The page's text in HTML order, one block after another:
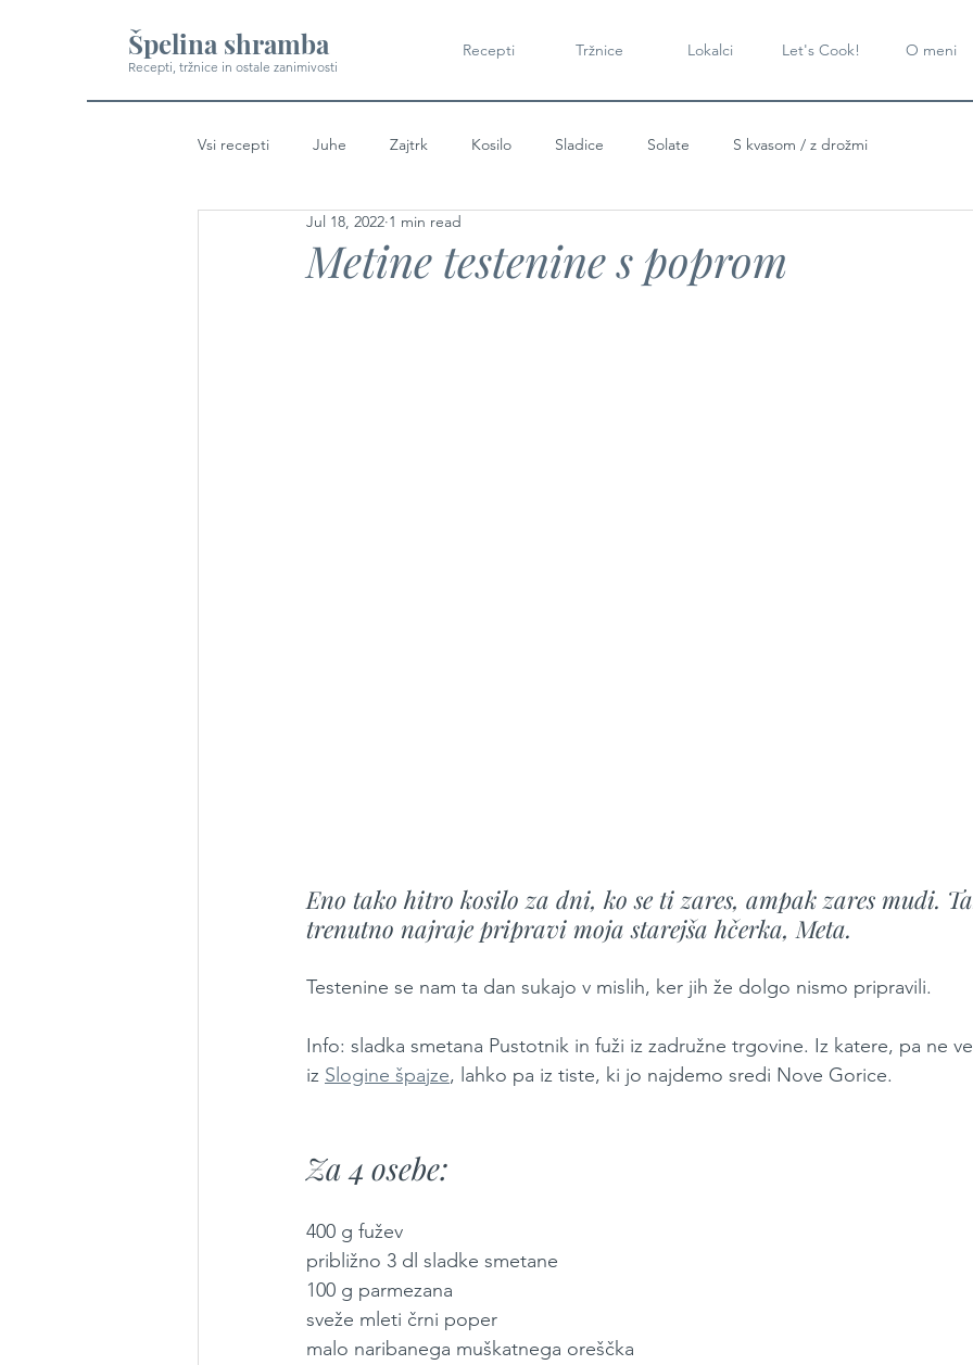
Špelina shramba
Recepti, tržnice in ostale zanimivosti
Recepti Tržnice Lokalci Let's Cook! O meni
Vsi recepti Juhe Zajtrk Kosilo Sladice Solate S kvasom / z drožmi
Metine testenine s poprom
Jul 18, 2022 1 min read
Eno tako hitro kosilo za dni, ko se ti zares, ampak zares mudi.
trenutno najraje pripravi moja starejša hčerka, Meta.
Testenine se nam ta dan sukajo v mislih, ker jih že dolgo nismo pripravili.
Info: sladka smetana Pustotnik in fuži iz zadružne trgovine. Iz katere, pa ne
iz Slogine špajze, lahko pa iz tiste, ki jo najdemo sredi Nove Gorice.
Za 4 osebe:
400 g fužev
približno 3 dl sladke smetane
100 g parmezana
sveže mleti črni poper
malo naribanega muškatnega oreščka